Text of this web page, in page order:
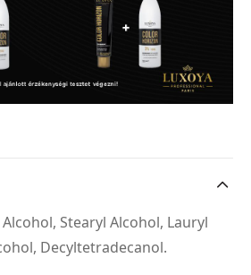
Stearyl Alcohol, Lauryl
Decyltetradecanol.